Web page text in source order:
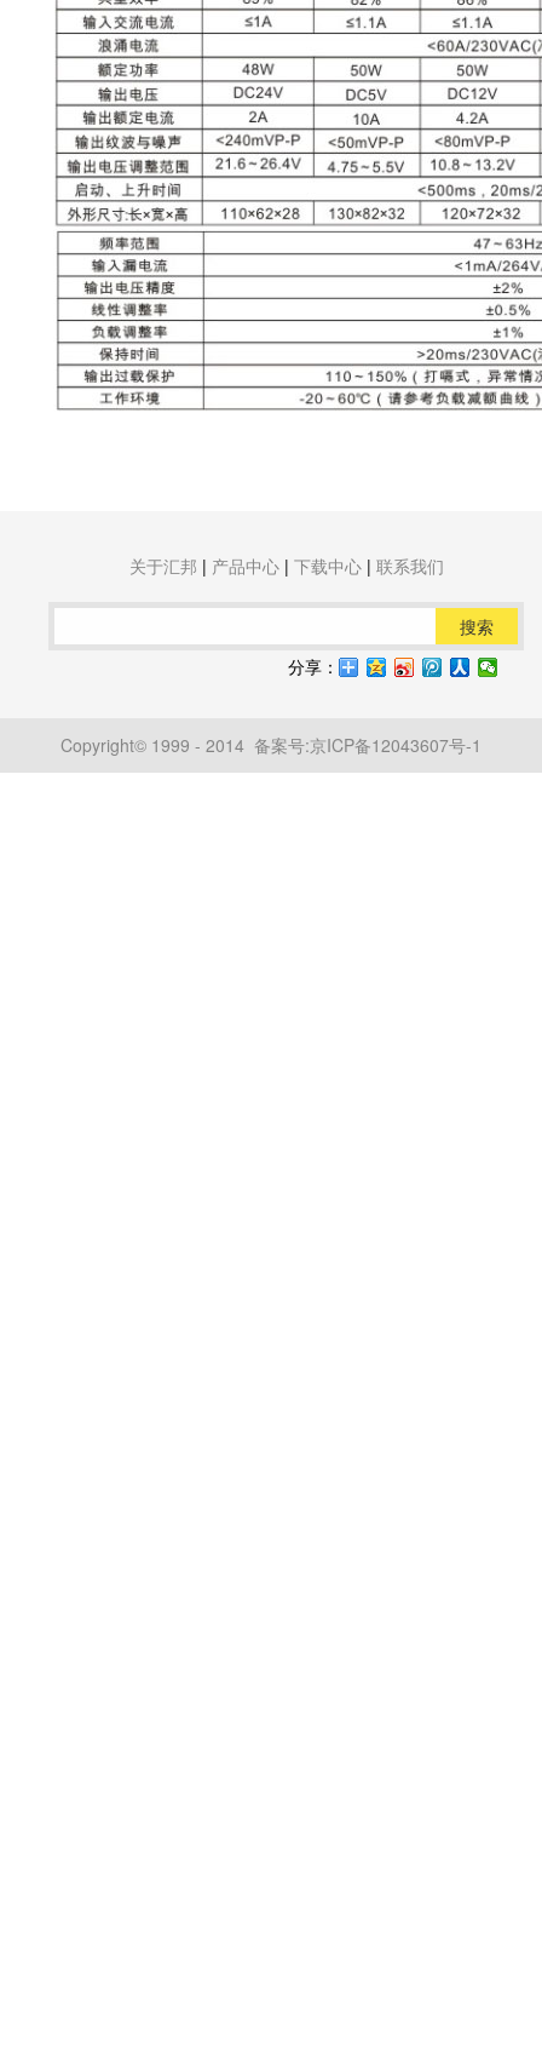
关于汇邦 | 产品中心| 下载中心| 联系我们
搜索
分享：
Copyright© 1999 - 2014 备案号:京ICP备12043607号-1